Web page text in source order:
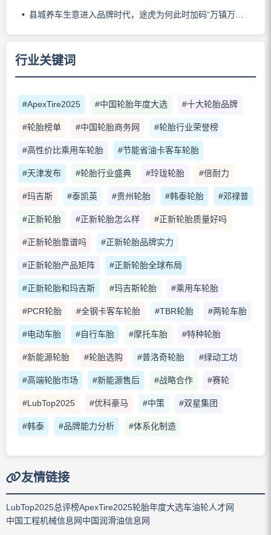
县城养车生意进入品牌时代，途虎为何此时加码“万镇万店”？
行业关键词
#ApexTire2025 #中国轮胎年度大选 #十大轮胎品牌
#轮胎榜单 #中国轮胎商务网 #轮胎行业荣誉榜
#高性价比乘用车轮胎 #节能省油卡客车轮胎
#天津发布 #轮胎行业盛典 #玲珑轮胎 #倍耐力
#玛吉斯 #泰凯英 #贵州轮胎 #韩泰轮胎 #邓禄普
#正新轮胎 #正新轮胎怎么样 #正新轮胎质量好吗
#正新轮胎靠谱吗 #正新轮胎品牌实力
#正新轮胎产品矩阵 #正新轮胎全球布局
#正新轮胎和玛吉斯 #玛吉斯轮胎 #乘用车轮胎
#PCR轮胎 #全钢卡客车轮胎 #TBR轮胎 #两轮车胎
#电动车胎 #自行车胎 #摩托车胎 #特种轮胎
#新能源轮胎 #轮胎选购 #普洛奇轮胎 #绿动工坊
#高端轮胎市场 #新能源售后 #战略合作 #赛轮
#LubTop2025 #优科豪马 #中策 #双星集团
#韩泰 #品牌能力分析 #体系化制造
友情链接
LubTop2025总评榜ApexTire2025轮胎年度大选车油轮人才网
中国工程机械信息网中国润滑油信息网